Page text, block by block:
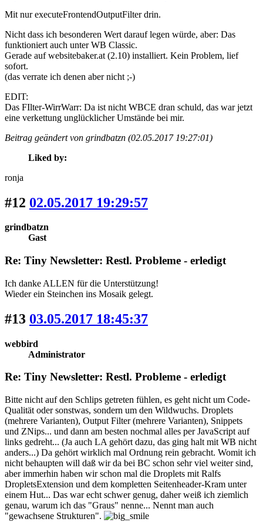
Mit nur executeFrontendOutputFilter drin.
Nicht dass ich besonderen Wert darauf legen würde, aber: Das
funktioniert auch unter WB Classic.
Gerade auf websitebaker.at (2.10) installiert. Kein Problem, lief
sofort.
(das verrate ich denen aber nicht ;-)
EDIT:
Das FIlter-WirrWarr: Da ist nicht WBCE dran schuld, das war jetzt
eine verkettung unglücklicher Umstände bei mir.
Beitrag geändert von grindbatzn (02.05.2017 19:27:01)
Liked by:
ronja
#12 02.05.2017 19:29:57
grindbatzn
Gast
Re: Tiny Newsletter: Restl. Probleme - erledigt
Ich danke ALLEN für die Unterstützung!
Wieder ein Steinchen ins Mosaik gelegt.
#13 03.05.2017 18:45:37
webbird
Administrator
Re: Tiny Newsletter: Restl. Probleme - erledigt
Bitte nicht auf den Schlips getreten fühlen, es geht nicht um Code-
Qualität oder sonstwas, sondern um den Wildwuchs. Droplets
(mehrere Varianten), Output Filter (mehrere Varianten), Snippets
und ZNips... und dann am besten nochmal alles per JavaScript auf
links gedreht... (Ja auch LA gehört dazu, das ging halt mit WB nicht
anders...) Da gehört wirklich mal Ordnung rein gebracht. Womit ich
nicht behaupten will daß wir da bei BC schon sehr viel weiter sind,
aber immerhin haben wir schon mal die Droplets mit Ralfs
DropletsExtension und dem kompletten Seitenheader-Kram unter
einem Hut... Das war echt schwer genug, daher weiß ich ziemlich
genau, warum ich das "Graus" nenne... Nennt man auch
"gewachsene Strukturen".